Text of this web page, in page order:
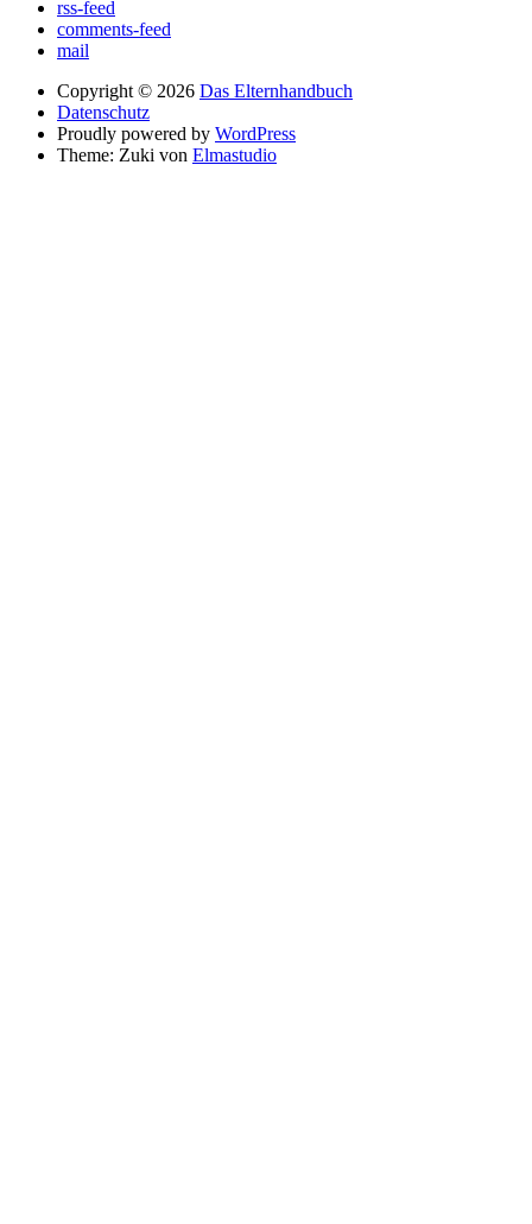
rss-feed
comments-feed
mail
Copyright © 2026 Das Elternhandbuch
Datenschutz
Proudly powered by WordPress
Theme: Zuki von Elmastudio